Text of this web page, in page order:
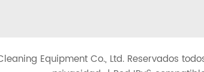
Equipment Co., Ltd. Reservados